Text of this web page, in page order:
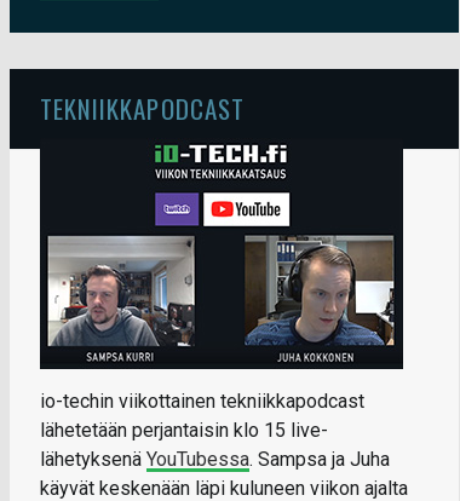
TEKNIIKKAPODCAST
io-techin viikottainen tekniikkapodcast
lähetetään perjantaisin klo 15 live-
lähetyksenä YouTubessa. Sampsa ja Juha
käyvät keskenään läpi kuluneen viikon ajalta